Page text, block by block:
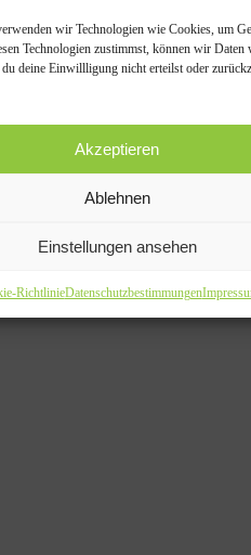
wir Technologien wie Cookies, um
Technologien zustimmst, können wir
deine Einwillligung nicht erteilst oder
Akzeptieren
Ablehnen
Einstellungen ansehen
RichtlinieDatenschutzbestimmungen